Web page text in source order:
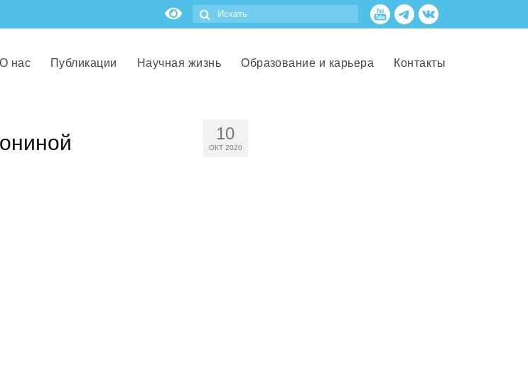
О нас Публикации Научная жизнь Образование и карьера Контакты
10
ОКТ 2020